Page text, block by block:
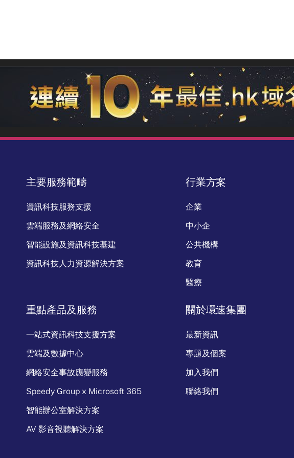
主要服務範疇
資訊科技服務支援
雲端服務及網絡安全
智能設施及資訊科技基建
資訊科技人力資源解決方案
行業方案
企業
中小企
公共機構
教育
醫療
重點產品及服務
一站式資訊科技支援方案
雲端及數據中心
網絡安全事故應變服務
Speedy Group x Microsoft 365
智能辦公室解決方案
AV 影音視聽解決方案
關於環速集團
最新資訊
專題及個案
加入我們
聯絡我們